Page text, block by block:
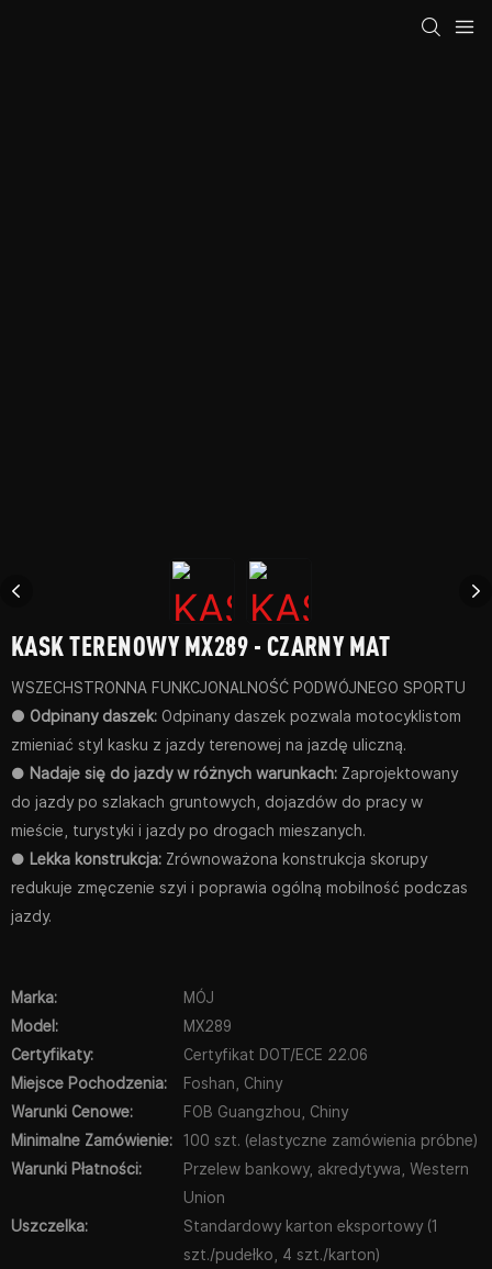
KASK TERENOWY MX289 - CZARNY MAT
WSZECHSTRONNA FUNKCJONALNOŚĆ PODWÓJNEGO SPORTU
● Odpinany daszek: Odpinany daszek pozwala motocyklistom
zmieniać styl kasku z jazdy terenowej na jazdę uliczną.
● Nadaje się do jazdy w różnych warunkach: Zaprojektowany
do jazdy po szlakach gruntowych, dojazdów do pracy w
mieście, turystyki i jazdy po drogach mieszanych.
● Lekka konstrukcja: Zrównoważona konstrukcja skorupy
redukuje zmęczenie szyi i poprawia ogólną mobilność podczas
jazdy.
Marka:
MÓJ
Model:
MX289
Certyfikaty:
Certyfikat DOT/ECE 22.06
Miejsce Pochodzenia:
Foshan, Chiny
Warunki Cenowe:
FOB Guangzhou, Chiny
Minimalne Zamówienie:
100 szt. (elastyczne zamówienia próbne)
Warunki Płatności:
Przelew bankowy, akredytywa, Western
Union
Uszczelka:
Standardowy karton eksportowy (1
szt./pudełko, 4 szt./karton)